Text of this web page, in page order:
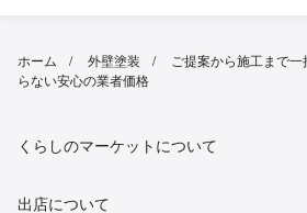
ホーム 外壁塗装
ご提案から施工まで
らない安心の業者価格
くらしのマーケットについて
出店について